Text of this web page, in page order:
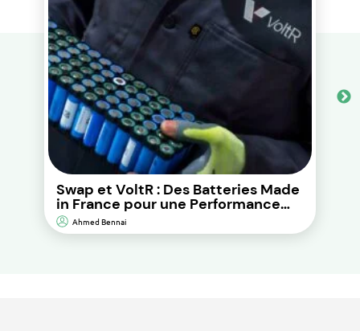
Swap et VoltR : Des Batteries Made
in France pour une Performance
Durable et d’Impact
Environnemental Réduit.
Ahmed Bennai